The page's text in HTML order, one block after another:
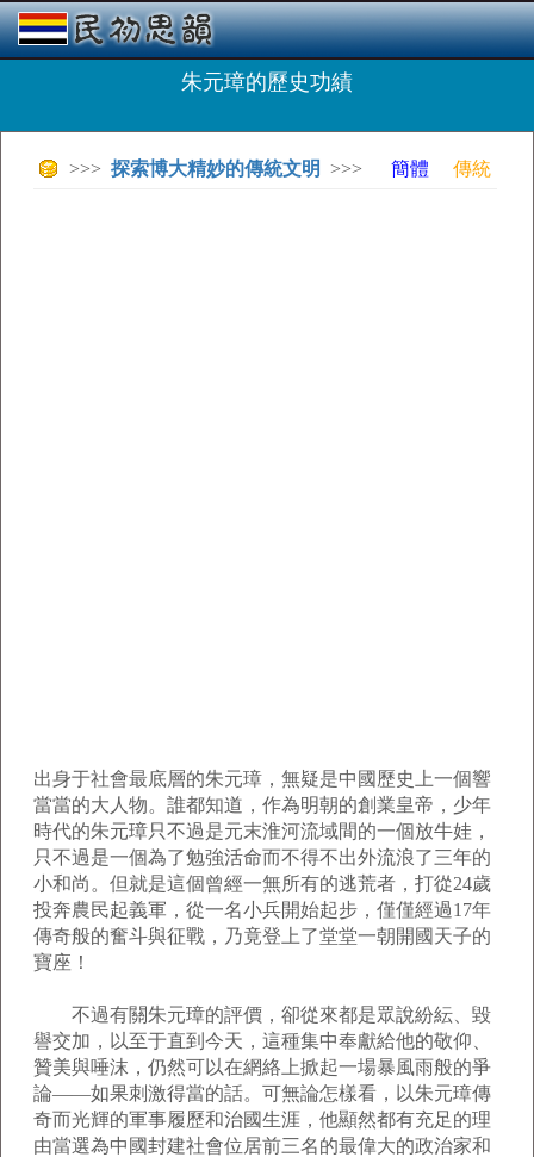
朱元璋的歷史功績
>>> 探索博大精妙的傳統文明 >>> 簡體 傳統
出身于社會最底層的朱元璋，無疑是中國歷史上一個響
當當的大人物。誰都知道，作為明朝的創業皇帝，少年
時代的朱元璋只不過是元末淮河流域間的一個放牛娃，
只不過是一個為了勉強活命而不得不出外流浪了三年的
小和尚。但就是這個曾經一無所有的逃荒者，打從24歲
投奔農民起義軍，從一名小兵開始起步，僅僅經過17年
傳奇般的奮斗與征戰，乃竟登上了堂堂一朝開國天子的
寶座！
不過有關朱元璋的評價，卻從來都是眾說紛紜、毀
譽交加，以至于直到今天，這種集中奉獻給他的敬仰、
贊美與唾沫，仍然可以在網絡上掀起一場暴風雨般的爭
論――如果刺激得當的話。可無論怎樣看，以朱元璋傳
奇而光輝的軍事履歷和治國生涯，他顯然都有充足的理
由當選為中國封建社會位居前三名的最偉大的政治家和